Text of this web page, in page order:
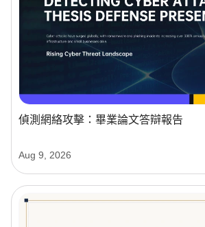
偵測網絡攻擊：畢業論文答辯報告
Aug 9, 2026